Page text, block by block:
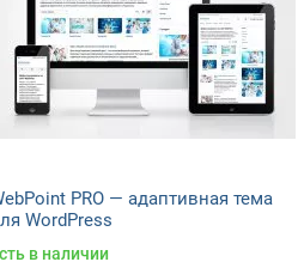
PRO — адаптивная тема
WordPress
в наличии